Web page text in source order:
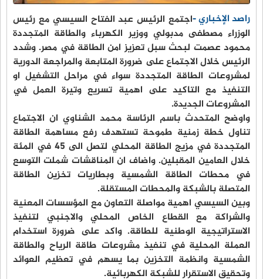
راصد الإخباري -اجتمع الرئيس عبد الفتاح السيسي مع رئيس
الوزراء مصطفى مدبولي ووزير الكهرباء والطاقة المتجددة
محمود عصمت لبحث سبل تعزيز امن الطاقة في مصر. وشدد
الرئيس خلال الاجتماع على ضرورة المتابعة والمراجعة الدورية
لمشروعات الطاقة المتجددة سواء في مراحل التشغيل او
التنفيذ مع التاكيد على اهمية تسريع وتيرة العمل في
المشروعات الجديدة.
واوضح المتحدث باسم الرئاسة محمد الشناوي ان الاجتماع
تناول خطة زمنية طموحة تستهدف رفع مساهمة الطاقة
المتجددة في مزيج الطاقة المحلي لتصل الى 45 في المئة
خلال العامين المقبلين. واضاف ان المناقشات شملت التوسع
في محطات الطاقة الشمسية وبطاريات تخزين الطاقة
المتصلة بالشبكة والمحطات المستقلة.
وبين السيسي اهمية مواصلة التعاون مع المؤسسات المعنية
والشراكة مع القطاع الخاص المحلي والاجنبي لتنفيذ
الاستراتيجية الوطنية للطاقة. واكد على ضرورة استخدام
العملة المحلية في تنفيذ مشروعات طاقة الرياح والطاقة
الشمسية وانظمة التخزين بما يسهم في تعظيم العوائد
وتحقيق الاستقرار للشبكة الكهربائية.